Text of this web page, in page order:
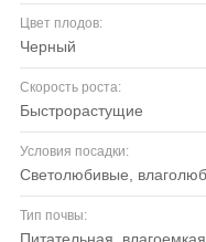
Цвет плодов:
черный
Скорость роста:
быстрорастущие
Условия посадки:
светолюбивые,
Тип почвы: